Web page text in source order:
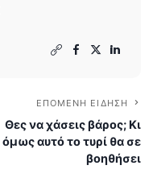
ΕΠΌΜΕΝΗ ΕΊΔΗΣΗ
Θες να χάσεις βάρος; Κι
όμως αυτό το τυρί θα σε
βοηθήσει